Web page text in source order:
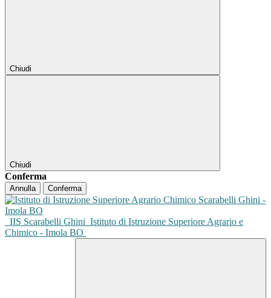
Chiudi
Chiudi
Conferma
Annulla Conferma
IIS Scarabelli Ghini Istituto di Istruzione Superiore Agrario e
Chimico - Imola BO